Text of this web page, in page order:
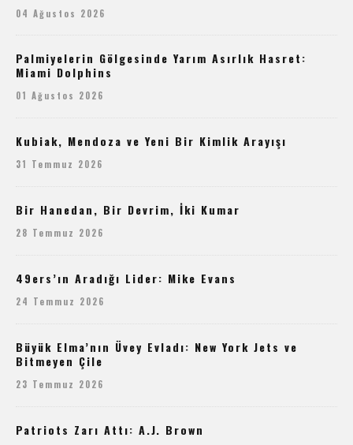
04 Ağustos 2026
Palmiyelerin Gölgesinde Yarım Asırlık Hasret:
Miami Dolphins
01 Ağustos 2026
Kubiak, Mendoza ve Yeni Bir Kimlik Arayışı
31 Temmuz 2026
Bir Hanedan, Bir Devrim, İki Kumar
28 Temmuz 2026
49ers’ın Aradığı Lider: Mike Evans
24 Temmuz 2026
Büyük Elma’nın Üvey Evladı: New York Jets ve
Bitmeyen Çile
23 Temmuz 2026
Patriots Zarı Attı: A.J. Brown